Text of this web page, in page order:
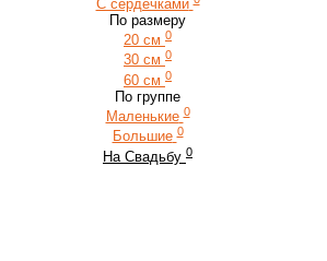
С сердечками
По размеру
20 см 0
30 см 0
60 см 0
По группе
Маленькие 0
Большие 0
На Свадьбу 0